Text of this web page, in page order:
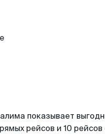
показывает
рейсов и 10 рейсов